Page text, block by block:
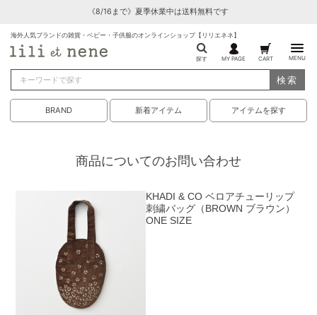
《8/16まで》夏季休業中は送料無料です
海外人気ブランドの雑貨・ベビー・子供服のオンラインショップ【リリエネネ】
探す MY PAGE CART MENU
検索
BRAND 新着アイテム アイテムを探す
商品についてのお問い合わせ
KHADI & CO ベロアチューリップ
刺繍バッグ（BROWN ブラウン）
ONE SIZE